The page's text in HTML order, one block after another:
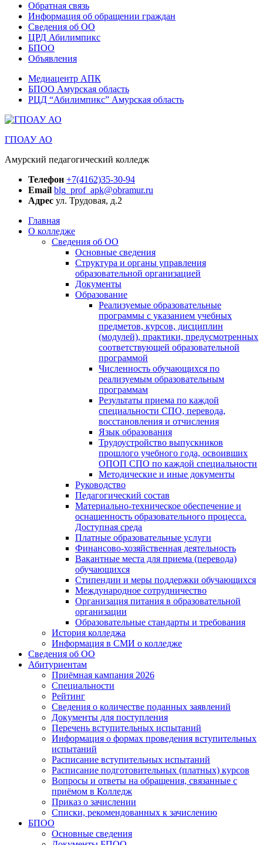
Обратная связь
Информация об обращении граждан
Сведения об ОО
ЦРД Абилимпикс
БПОО
Объявления
Медиацентр АПК
БПОО Амурская область
РЦД “Абилимпикс” Амурская область
ГПОАУ АО
Амурский педагогический колледж
Телефон +7(4162)35-30-94
Email blg_prof_apk@obramur.ru
Адрес ул. Трудовая, д.2
Главная
О колледже
Сведения об ОО
Основные сведения
Структура и органы управления
образовательной организацией
Документы
Образование
Реализуемые образовательные
программы с указанием учебных
предметов, курсов, дисциплин
(модулей), практики, предусмотренных
соответствующей образовательной
программой
Численность обучающихся по
реализуемым образовательным
программам
Результаты приема по каждой
специальности СПО, перевода,
восстановления и отчисления
Язык образования
Трудоустройство выпускников
прошлого учебного года, освоивших
ОПОП СПО по каждой специальности
Методические и иные документы
Руководство
Педагогический состав
Материально-техническое обеспечение и
оснащенность образовательного процесса.
Доступная среда
Платные образовательные услуги
Финансово-хозяйственная деятельность
Вакантные места для приема (перевода)
обучающихся
Стипендии и меры поддержки обучающихся
Международное сотрудничество
Организация питания в образовательной
организации
Образовательные стандарты и требования
История колледжа
Информация в СМИ о колледже
Сведения об ОО
Абитуриентам
Приёмная кампания 2026
Специальности
Рейтинг
Сведения о количестве поданных заявлений
Документы для поступления
Перечень вступительных испытаний
Информация о формах проведения вступительных
испытаний
Расписание вступительных испытаний
Расписание подготовительных (платных) курсов
Вопросы и ответы на обращения, связанные с
приёмом в Колледж
Приказ о зачислении
Списки, рекомендованных к зачислению
БПОО
Основные сведения